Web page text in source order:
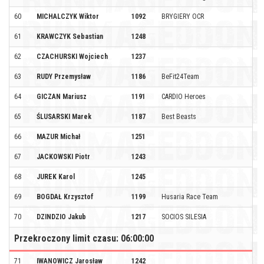
60 MICHALCZYK Wiktor 1092 BRYGIERY OCR
61 KRAWCZYK Sebastian 1248
62 CZACHURSKI Wojciech 1237
63 RUDY Przemysław 1186 BeFit24Team
64 GICZAN Mariusz 1191 CARDIO Heroes
65 ŚLUSARSKI Marek 1187 Best Beasts
66 MAZUR Michał 1251
67 JACKOWSKI Piotr 1243
68 JUREK Karol 1245
69 BOGDAŁ Krzysztof 1199 Husaria Race Team
70 DZINDZIO Jakub 1217 SOCIOS SILESIA
Przekroczony limit czasu: 06:00:00
71 IWANOWICZ Jarosław 1242